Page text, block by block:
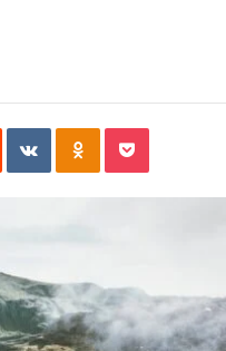
Reddit VKontakteOdnoklassniki
Pocket